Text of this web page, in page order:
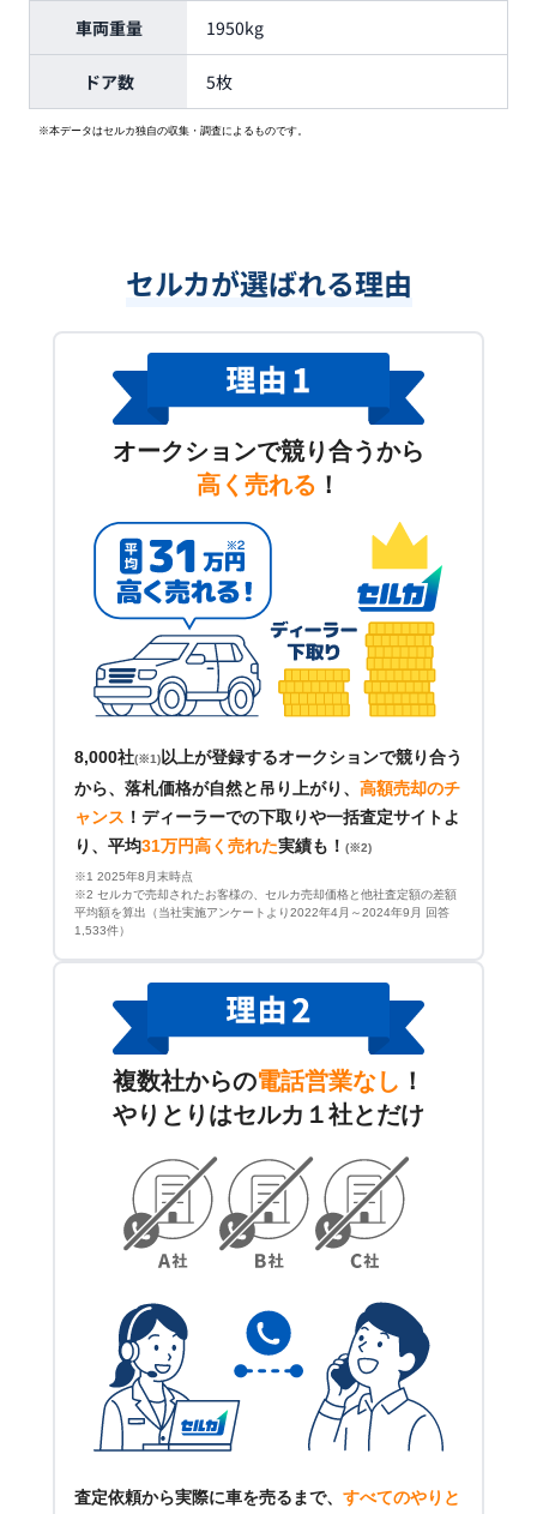
車両重量 1950kg
ドア数 5枚
※本データはセルカ独自の収集・調査によるものです。
セルカが選ばれる理由
オークションで競り合うから
高く売れる ！
8,000社(※1) 以上が登録するオークションで競り合う
から、落札価格が自然と吊り上がり、 高額売却のチ
ャンス ！ ディーラーでの下取りや一括査定サイトよ
り、平均31万円高く売れた実績も！ (※2)
※1 2025年8月末時点
※2 セルカで売却されたお客様の、セルカ売却価格と他社査定額の差額
平均額を算出（当社実施アンケートより2022年4月～2024年9月 回答
1,533件）
複数社からの電話営業なし ！
やりとりはセルカ１社とだけ
査定依頼から実際に車を売るまで、 すべてのやりと